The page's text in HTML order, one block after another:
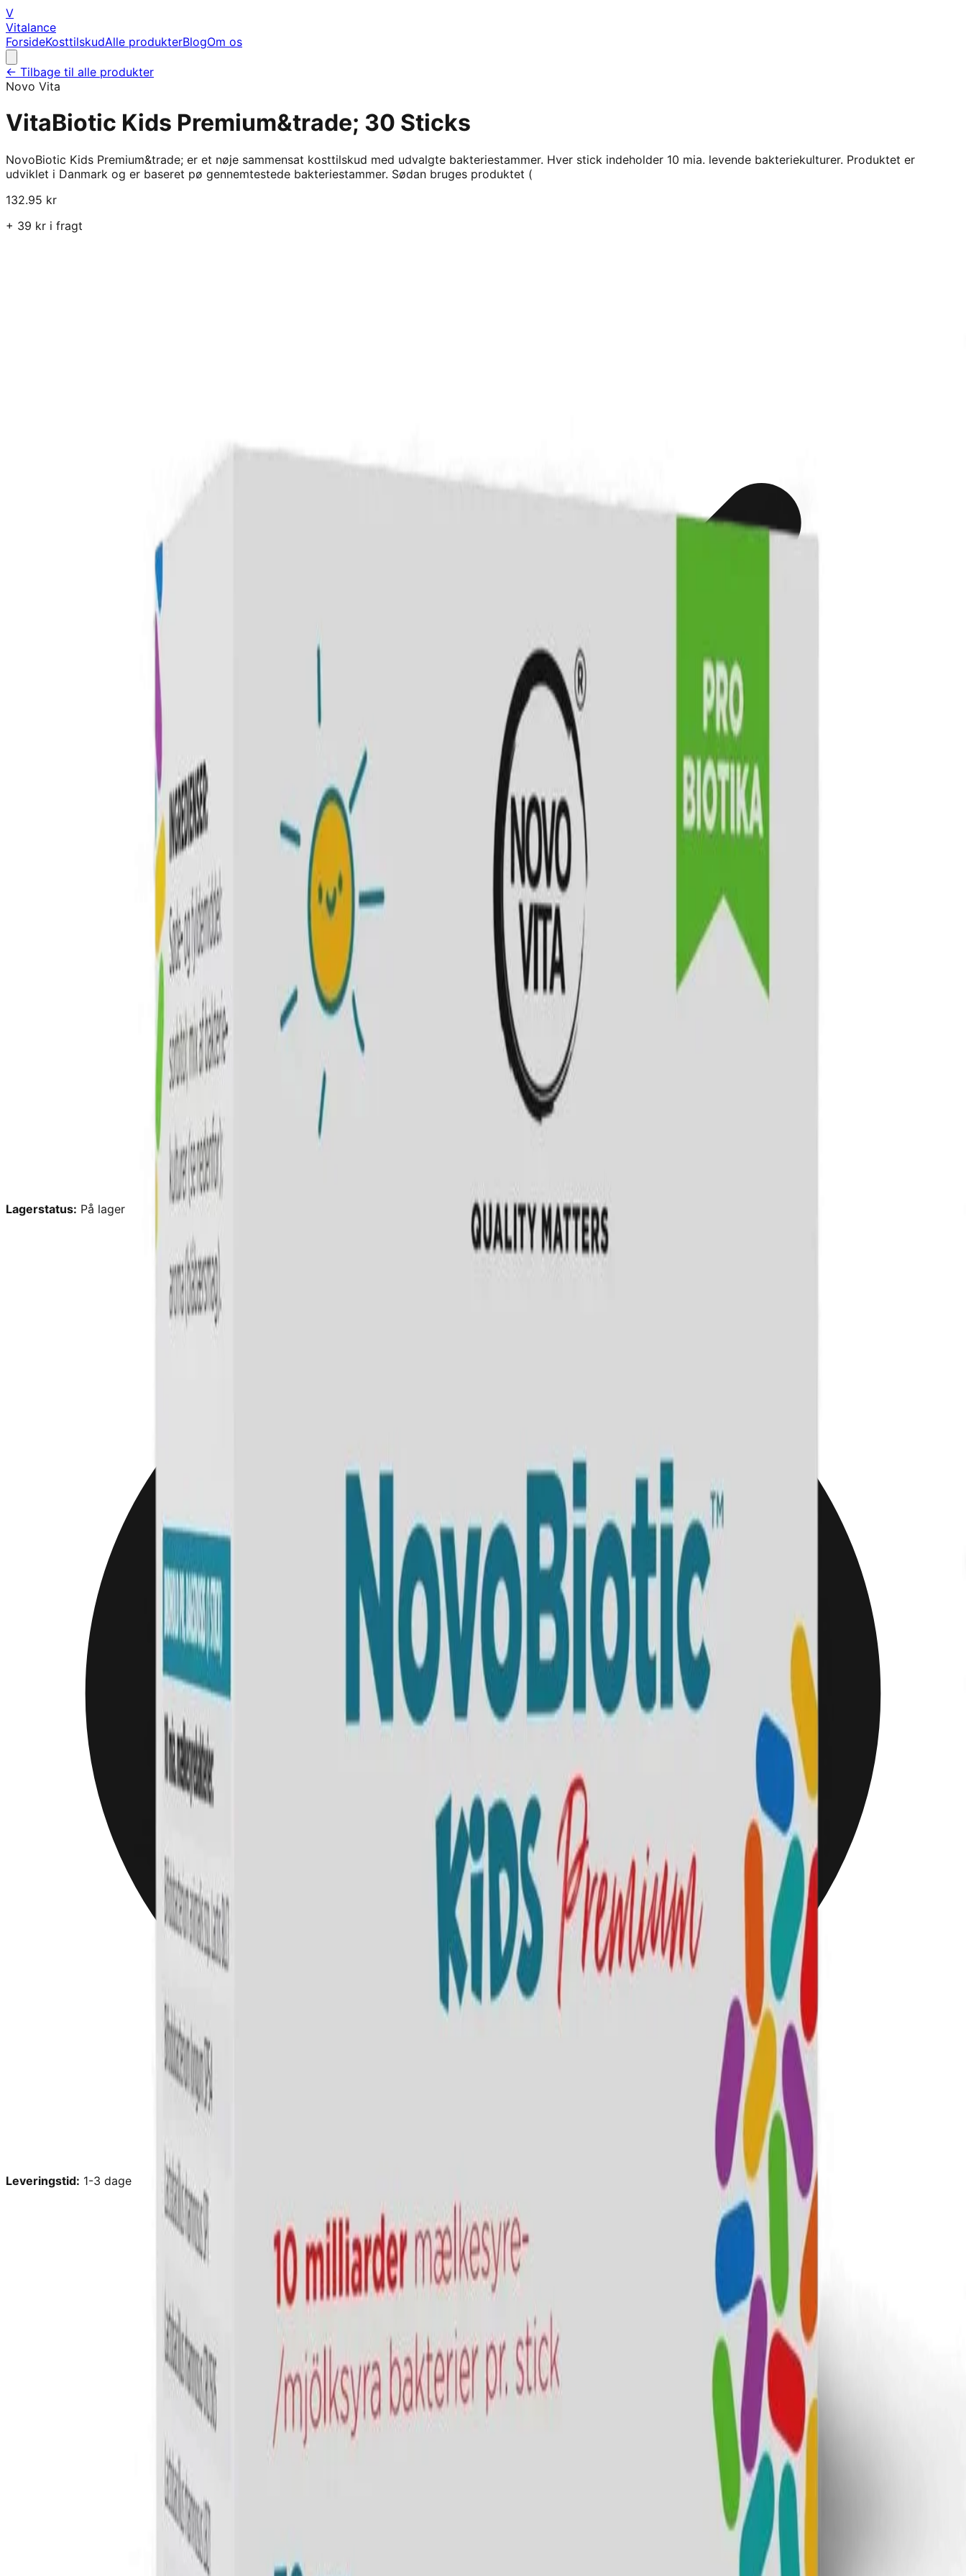
V
Vitalance
ForsideKosttilskudAlle produkterBlogOm os
← Tilbage til alle produkter
Novo Vita
VitaBiotic Kids Premium&trade; 30 Sticks
NovoBiotic Kids Premium&trade; er et nøje sammensat kosttilskud med udvalgte bakteriestammer. Hver stick indeholder 10 mia. levende bakteriekulturer. Produktet er
udviklet i Danmark og er baseret pø gennemtestede bakteriestammer. Sødan bruges produktet (
132.95 kr
+ 39 kr i fragt
Lagerstatus: På lager
Leveringstid: 1-3 dage